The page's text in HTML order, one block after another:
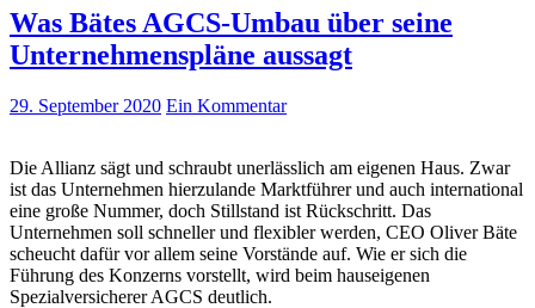
Was Bätes AGCS-Umbau über seine
Unternehmenspläne aussagt
29. September 2020 Ein Kommentar
Die Allianz sägt und schraubt unerlässlich am eigenen Haus. Zwar
ist das Unternehmen hierzulande Marktführer und auch international
eine große Nummer, doch Stillstand ist Rückschritt. Das
Unternehmen soll schneller und flexibler werden, CEO Oliver Bäte
scheucht dafür vor allem seine Vorstände auf. Wie er sich die
Führung des Konzerns vorstellt, wird beim hauseigenen
Spezialversicherer AGCS deutlich.